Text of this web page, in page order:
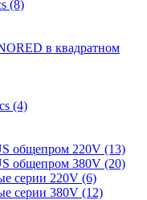
(8)
в квадратном
(4)
общепром 220V (13)
общепром 380V (20)
серии 220V (6)
серии 380V (12)